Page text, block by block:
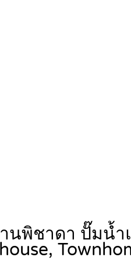
นพิชาดา ปั๊มน้